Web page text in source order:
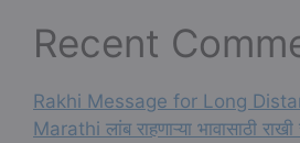
Recent
Rakhi Message for Long
Marathi लांब राहणाऱ्या भावासाठी